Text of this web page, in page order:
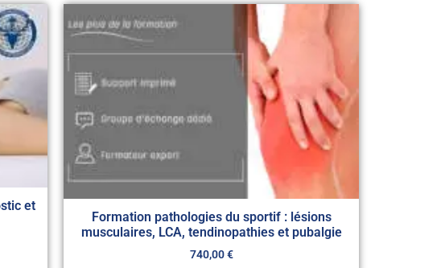
et
Formation pathologies du sportif : lésions
musculaires, LCA, tendinopathies et pubalgie
740,00€